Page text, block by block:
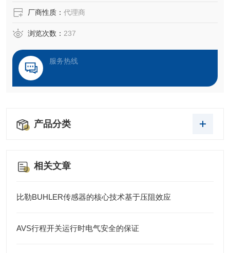
负载试验和碰撞试验。 ‌
产流程优化。 ‌
技术优势
厂商性质： 代理商
浏览次数： 237
服务热线
产品分类
相关文章
比勒BUHLER传感器的核心技术基于压阻效应
AVS行程开关运行时电气安全的保证